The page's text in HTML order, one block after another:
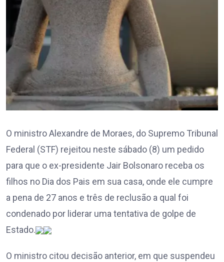
O ministro Alexandre de Moraes, do Supremo Tribunal
Federal (STF) rejeitou neste sábado (8) um pedido
para que o ex-presidente Jair Bolsonaro receba os
filhos no Dia dos Pais em sua casa, onde ele cumpre
a pena de 27 anos e três de reclusão a qual foi
condenado por liderar uma tentativa de golpe de
Estado.
O ministro citou decisão anterior, em que suspendeu